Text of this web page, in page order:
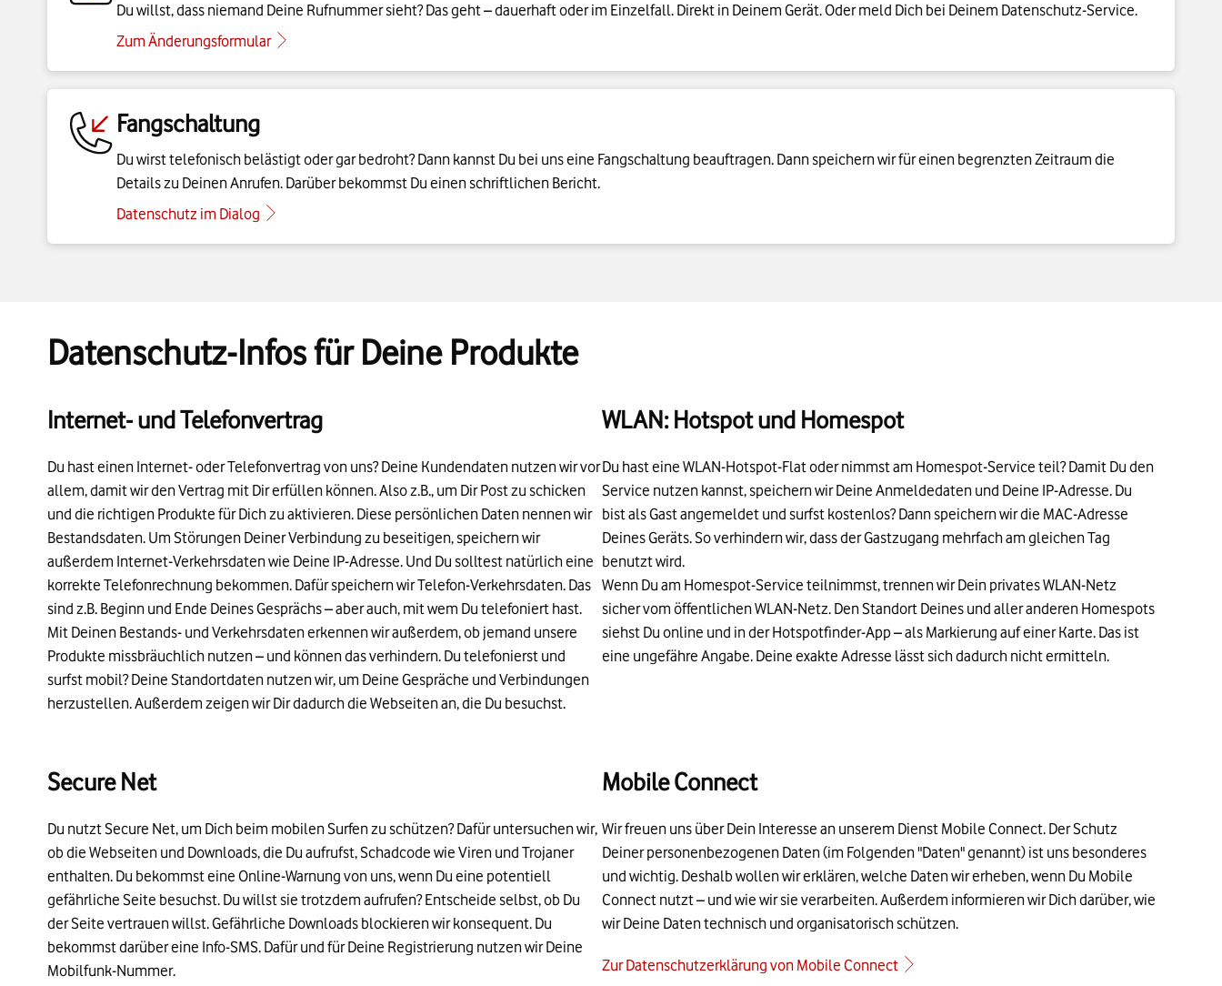
Du willst, dass niemand Deine Rufnummer sieht? Das geht – dauerhaft oder im Einzelfall. Direkt in Deinem Gerät. Oder meld Dich bei Deinem Datenschutz-Service.
Zum Änderungsformular
Fangschaltung
Du wirst telefonisch belästigt oder gar bedroht? Dann kannst Du bei uns eine Fangschaltung beauftragen. Dann speichern wir für einen begrenzten Zeitraum die
Details zu Deinen Anrufen. Darüber bekommst Du einen schriftlichen Bericht.
Datenschutz im Dialog
Datenschutz-Infos für Deine Produkte
Internet- und Telefonvertrag
Du hast einen Internet- oder Telefonvertrag von uns? Deine Kundendaten nutzen wir vor
allem, damit wir den Vertrag mit Dir erfüllen können. Also z.B., um Dir Post zu schicken
und die richtigen Produkte für Dich zu aktivieren. Diese persönlichen Daten nennen wir
Bestandsdaten. Um Störungen Deiner Verbindung zu beseitigen, speichern wir
außerdem Internet-Verkehrsdaten wie Deine IP-Adresse. Und Du solltest natürlich eine
korrekte Telefonrechnung bekommen. Dafür speichern wir Telefon-Verkehrsdaten. Das
sind z.B. Beginn und Ende Deines Gesprächs – aber auch, mit wem Du telefoniert hast.
Mit Deinen Bestands- und Verkehrsdaten erkennen wir außerdem, ob jemand unsere
Produkte missbräuchlich nutzen – und können das verhindern. Du telefonierst und
surfst mobil? Deine Standortdaten nutzen wir, um Deine Gespräche und Verbindungen
herzustellen. Außerdem zeigen wir Dir dadurch die Webseiten an, die Du besuchst.
WLAN: Hotspot und Homespot
Du hast eine WLAN-Hotspot-Flat oder nimmst am Homespot-Service teil? Damit Du den
Service nutzen kannst, speichern wir Deine Anmeldedaten und Deine IP-Adresse. Du
bist als Gast angemeldet und surfst kostenlos? Dann speichern wir die MAC-Adresse
Deines Geräts. So verhindern wir, dass der Gastzugang mehrfach am gleichen Tag
benutzt wird.
Wenn Du am Homespot-Service teilnimmst, trennen wir Dein privates WLAN-Netz
sicher vom öffentlichen WLAN-Netz. Den Standort Deines und aller anderen Homespots
siehst Du online und in der Hotspotfinder-App – als Markierung auf einer Karte. Das ist
eine ungefähre Angabe. Deine exakte Adresse lässt sich dadurch nicht ermitteln.
Secure Net
Du nutzt Secure Net, um Dich beim mobilen Surfen zu schützen? Dafür untersuchen wir,
ob die Webseiten und Downloads, die Du aufrufst, Schadcode wie Viren und Trojaner
enthalten. Du bekommst eine Online-Warnung von uns, wenn Du eine potentiell
gefährliche Seite besuchst. Du willst sie trotzdem aufrufen? Entscheide selbst, ob Du
der Seite vertrauen willst. Gefährliche Downloads blockieren wir konsequent. Du
bekommst darüber eine Info-SMS. Dafür und für Deine Registrierung nutzen wir Deine
Mobilfunk-Nummer.
Mobile Connect
Wir freuen uns über Dein Interesse an unserem Dienst Mobile Connect. Der Schutz
Deiner personenbezogenen Daten (im Folgenden "Daten" genannt) ist uns besonderes
und wichtig. Deshalb wollen wir erklären, welche Daten wir erheben, wenn Du Mobile
Connect nutzt – und wie wir sie verarbeiten. Außerdem informieren wir Dich darüber, wie
wir Deine Daten technisch und organisatorisch schützen.
Zur Datenschutzerklärung von Mobile Connect